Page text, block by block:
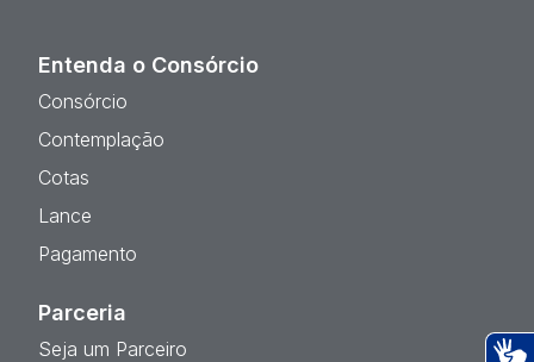
Entenda o Consórcio
Consórcio
Contemplação
Cotas
Lance
Pagamento
Parceria
Seja um Parceiro